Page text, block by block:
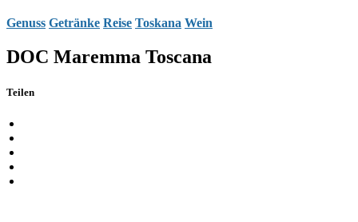
Genuss Getränke Reise Toskana Wein
DOC Maremma Toscana
Teilen